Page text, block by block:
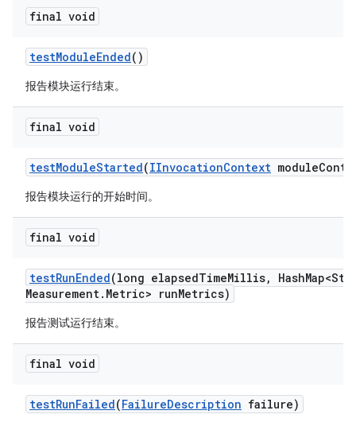
final void
testModuleEnded()
报告模块运行结束。
final void
testModuleStarted(IInvocationContext module
报告模块运行的开始时间。
final void
testRunEnded(long elapsedTimeMillis, Hash
Measurement. Metric> runMetrics)
报告测试运行结束。
final void
testRunFailed(FailureDescription failure)